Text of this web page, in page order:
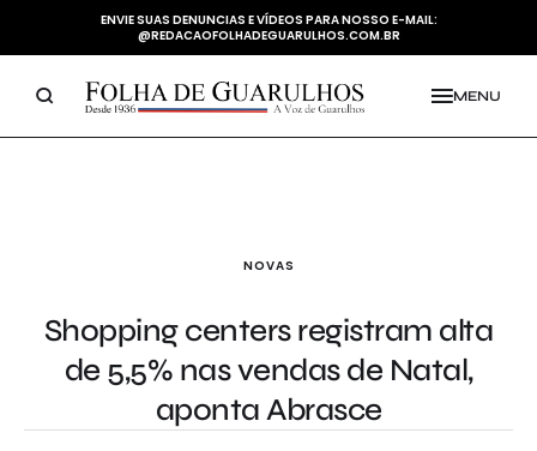
ENVIE SUAS DENUNCIAS E VÍDEOS PARA NOSSO E-MAIL:
@REDACAOFOLHADEGUARULHOS.COM.BR
MENU
NOVAS
Shopping centers registram alta
de 5,5% nas vendas de Natal,
aponta Abrasce